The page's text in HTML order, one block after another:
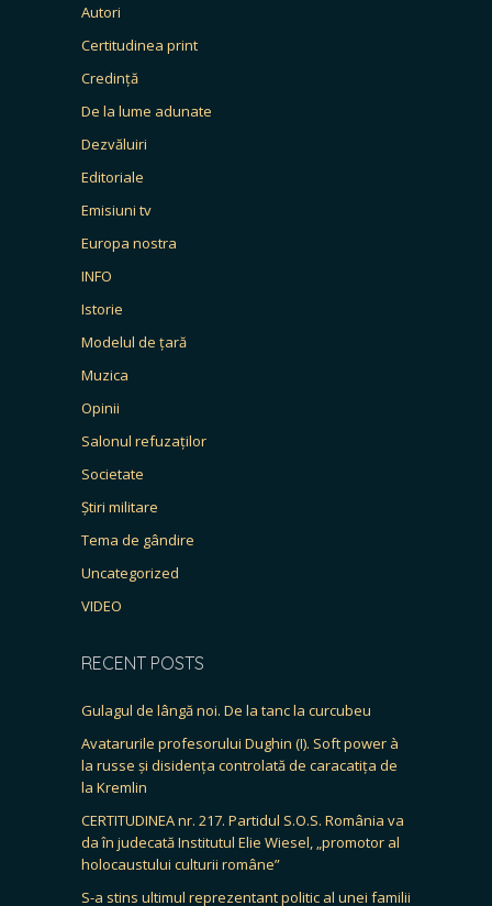
Autori
Certitudinea print
Credință
De la lume adunate
Dezvăluiri
Editoriale
Emisiuni tv
Europa nostra
INFO
Istorie
Modelul de țară
Muzica
Opinii
Salonul refuzaților
Societate
Știri militare
Tema de gândire
Uncategorized
VIDEO
RECENT POSTS
Gulagul de lângă noi. De la tanc la curcubeu
Avatarurile profesorului Dughin (I). Soft power à
la russe și disidența controlată de caracatița de
la Kremlin
CERTITUDINEA nr. 217. Partidul S.O.S. România va
da în judecată Institutul Elie Wiesel, „promotor al
holocaustului culturii române”
S-a stins ultimul reprezentant politic al unei familii